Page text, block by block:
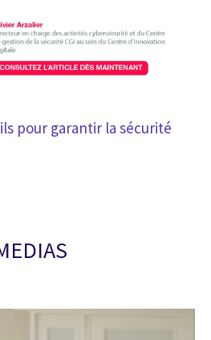
pour garantir la sécurité